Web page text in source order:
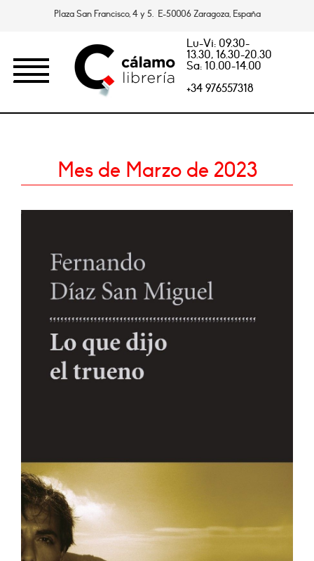
Plaza San Francisco, 4 y 5. E-50006 Zaragoza, España
Lu-Vi: 09.30-
13.30, 16.30-20.30
Sa: 10.00-14.00
+34 976557318
Mes de Marzo de 2023